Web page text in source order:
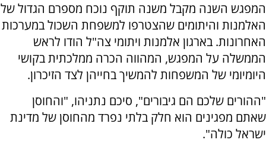
המפגש השנה מקבל משנה תוקף נוכח מספרם הגדול של
האלמנות והיתומים שהצטרפו למשפחת השכול במערכות
האחרונות. בארגון אלמנות ויתומי צה"ל הודו לראש
הממשלה על המפגש, המהווה הכרה ממלכתית בקושי
היומיומי של המשפחות להמשיך בחייהן לצד הזיכרון.
"ההורים שלכם הם גיבורים", סיכם נתניהו, "והחוסן
שאתם מפגינים הוא חלק בלתי נפרד מהחוסן של מדינת
ישראל כולה".